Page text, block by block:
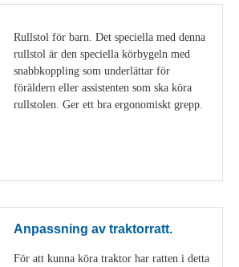
Rullstol för barn. Det speciella med denna
rullstol är den speciella körbygeln med
snabbkoppling som underlättar för
föräldern eller assistenten som ska köra
rullstolen. Ger ett bra ergonomiskt grepp.
Anpassning av traktorratt.
För att kunna köra traktor har ratten i detta